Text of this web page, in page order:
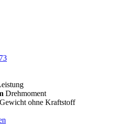
Drehmoment
Gewicht ohne Kraftstoff